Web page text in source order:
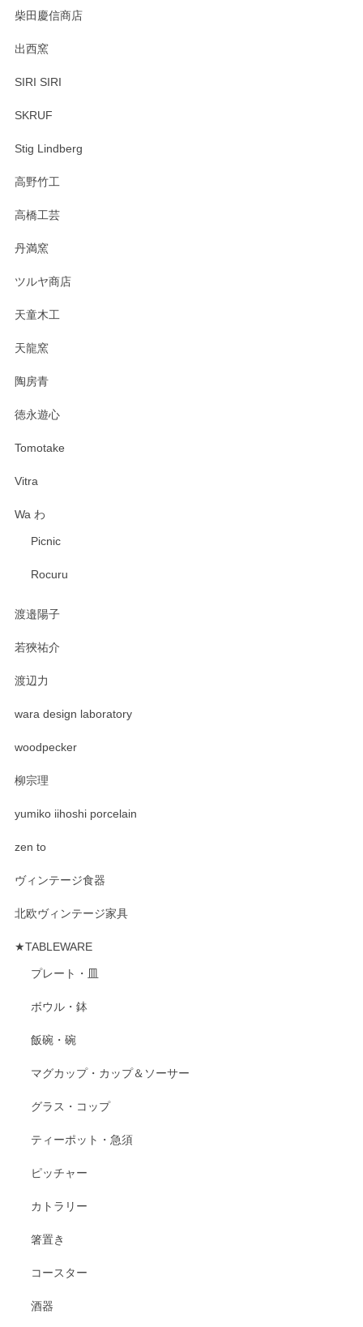
柴田慶信商店
出西窯
SIRI SIRI
SKRUF
Stig Lindberg
高野竹工
高橋工芸
丹満窯
ツルヤ商店
天童木工
天龍窯
陶房青
徳永遊心
Tomotake
Vitra
Wa わ
Picnic
Rocuru
渡邉陽子
若狹祐介
渡辺力
wara design laboratory
woodpecker
柳宗理
yumiko iihoshi porcelain
zen to
ヴィンテージ食器
北欧ヴィンテージ家具
★TABLEWARE
プレート・皿
ボウル・鉢
飯碗・碗
マグカップ・カップ＆ソーサー
グラス・コップ
ティーポット・急須
ピッチャー
カトラリー
箸置き
コースター
酒器